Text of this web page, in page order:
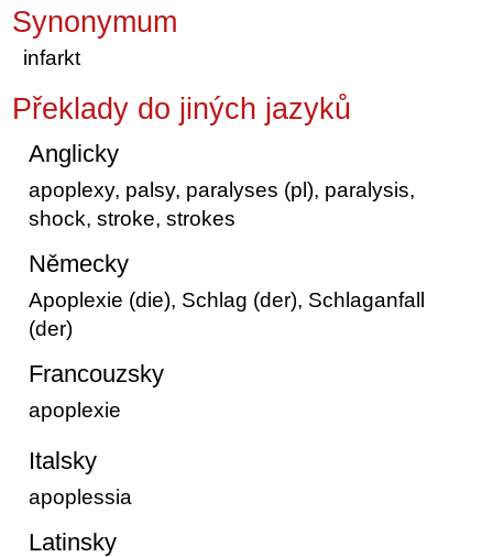
Synonymum
infarkt
Překlady do jiných jazyků
Anglicky
apoplexy, palsy, paralyses (pl), paralysis,
shock, stroke, strokes
Německy
Apoplexie (die), Schlag (der), Schlaganfall
(der)
Francouzsky
apoplexie
Italsky
apoplessia
Latinsky